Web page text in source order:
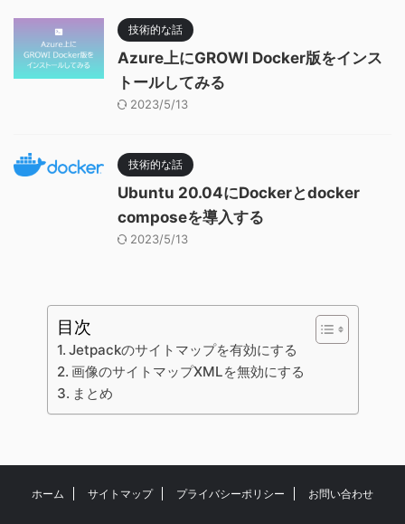
技術的な話
Azure上にGROWI Docker版をインス
トールしてみる
2023/5/13
技術的な話
Ubuntu 20.04にDockerとdocker
composeを導入する
2023/5/13
目次
Jetpackのサイトマップを有効にする
画像のサイトマップXMLを無効にする
まとめ
ホーム サイトマップ プライバシーポリシー お問い合わせ